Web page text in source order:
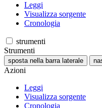
Leggi
Visualizza sorgente
Cronologia
strumenti
Strumenti
sposta nella barra laterale
Azioni
Leggi
Visualizza sorgente
Cronologia